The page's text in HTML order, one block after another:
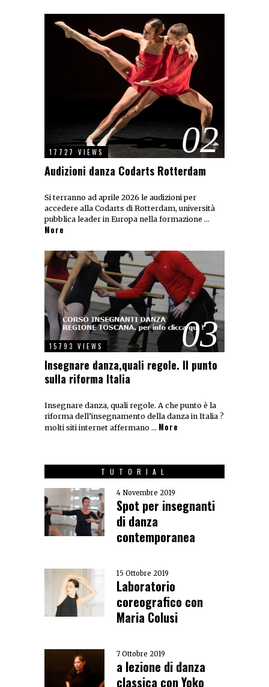
02
17727 VIEWS
Audizioni danza Codarts Rotterdam
Si terranno ad aprile 2026 le audizioni per
accedere alla Codarts di Rotterdam, università
pubblica leader in Europa nella formazione …
More
03
15793 VIEWS
Insegnare danza,quali regole. Il punto
sulla riforma Italia
Insegnare danza, quali regole. A che punto è la
riforma dell’insegnamento della danza in Italia ?
molti siti internet affermano … More
TUTORIAL
4 Novembre 2019
Spot per insegnanti
di danza
contemporanea
15 Ottobre 2019
Laboratorio
coreografico con
Maria Colusi
7 Ottobre 2019
a lezione di danza
classica con Yoko